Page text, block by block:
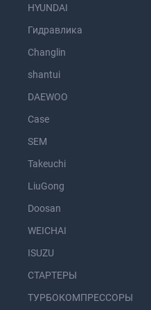
HYUNDAI
Гидравлика
Changlin
shantui
DAEWOO
Case
SEM
Takeuchi
LiuGong
Doosan
WEICHAI
ISUZU
СТАРТЕРЫ
ТУРБОКОМПРЕССОРЫ